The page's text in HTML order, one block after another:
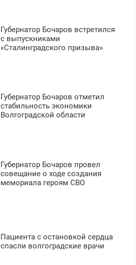
Губернатор Бочаров встретился
с выпускниками
«Сталинградского призыва»
Губернатор Бочаров отметил
стабильность экономики
Волгоградской области
Губернатор Бочаров провел
совещание о ходе создания
мемориала героям СВО
Пациента с остановкой сердца
спасли волгоградские врачи